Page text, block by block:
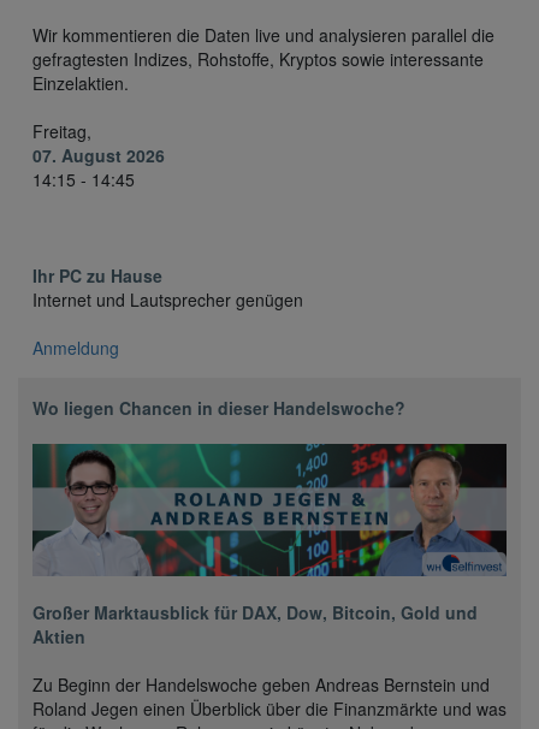
Wir kommentieren die Daten live und analysieren parallel die
gefragtesten Indizes, Rohstoffe, Kryptos sowie interessante
Einzelaktien.
Freitag,
07. August 2026
14:15 - 14:45
Ihr PC zu Hause
Internet und Lautsprecher genügen
Anmeldung
Wo liegen Chancen in dieser Handelswoche?
Großer Marktausblick für DAX, Dow, Bitcoin, Gold und
Aktien
Zu Beginn der Handelswoche geben Andreas Bernstein und
Roland Jegen einen Überblick über die Finanzmärkte und was